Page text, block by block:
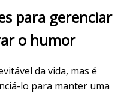
para gerenciar
o humor
da vida, mas é
lo para manter uma